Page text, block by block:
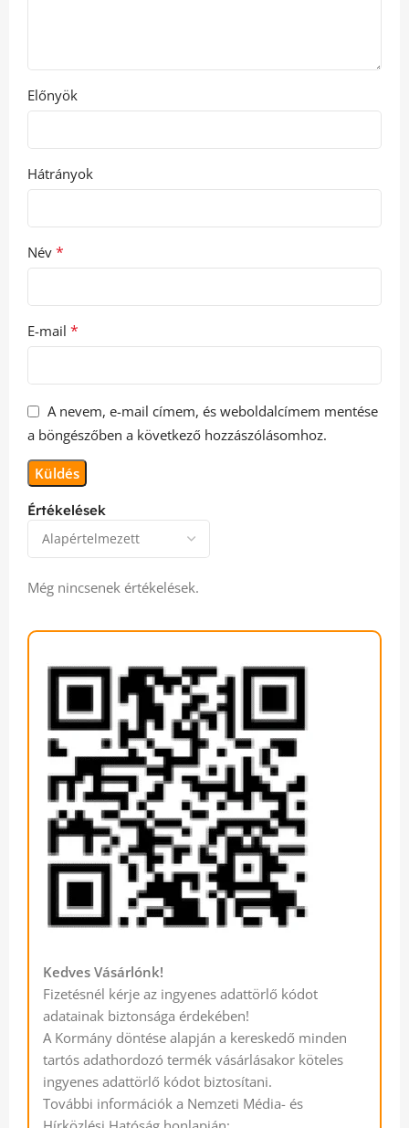
Értékelések
Még nincsenek értékelések.
Előnyök
Hátrányok
Név *
E-mail *
A nevem, e-mail címem, és weboldalcímem mentése
a böngészőben a következő hozzászólásomhoz.
Kedves Vásárlónk!
Fizetésnél kérje az ingyenes adattörlő kódot
adatainak biztonsága érdekében!
A Kormány döntése alapján a kereskedő minden
tartós adathordozó termék vásárlásakor köteles
ingyenes adattörlő kódot biztosítani.
További információk a Nemzeti Média- és